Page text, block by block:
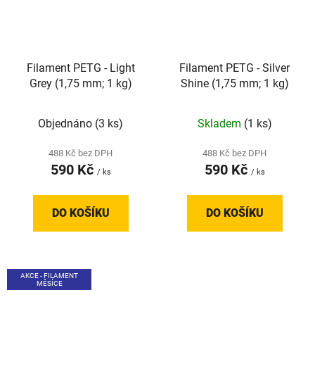
Filament PETG - Light
Grey (1,75 mm; 1 kg)
Objednáno (3 ks)
488 Kč bez DPH
590 Kč / ks
DO KOŠÍKU
Filament PETG - Silver
Shine (1,75 mm; 1 kg)
Skladem (1 ks)
488 Kč bez DPH
590 Kč / ks
DO KOŠÍKU
AKCE - FILAMENT
MĚSÍCE